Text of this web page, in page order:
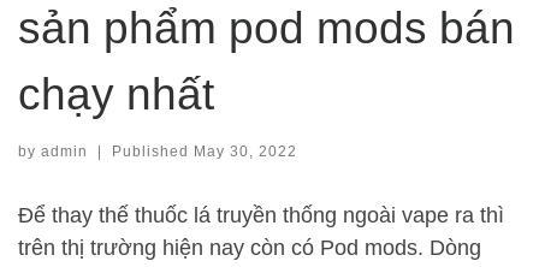
sản phẩm pod mods bán
chạy nhất
by admin Published May 30, 2022
Để thay thế thuốc lá truyền thống ngoài vape ra thì
trên thị trường hiện nay còn có Pod mods. Dòng